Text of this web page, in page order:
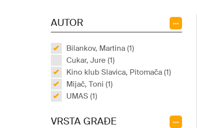
AUTOR
Bilankov, Martina (1)
Cukar, Jure (1)
Kino klub Slavica, Pitomača (1)
Mijač, Toni (1)
UMAS (1)
VRSTA GRAĐE